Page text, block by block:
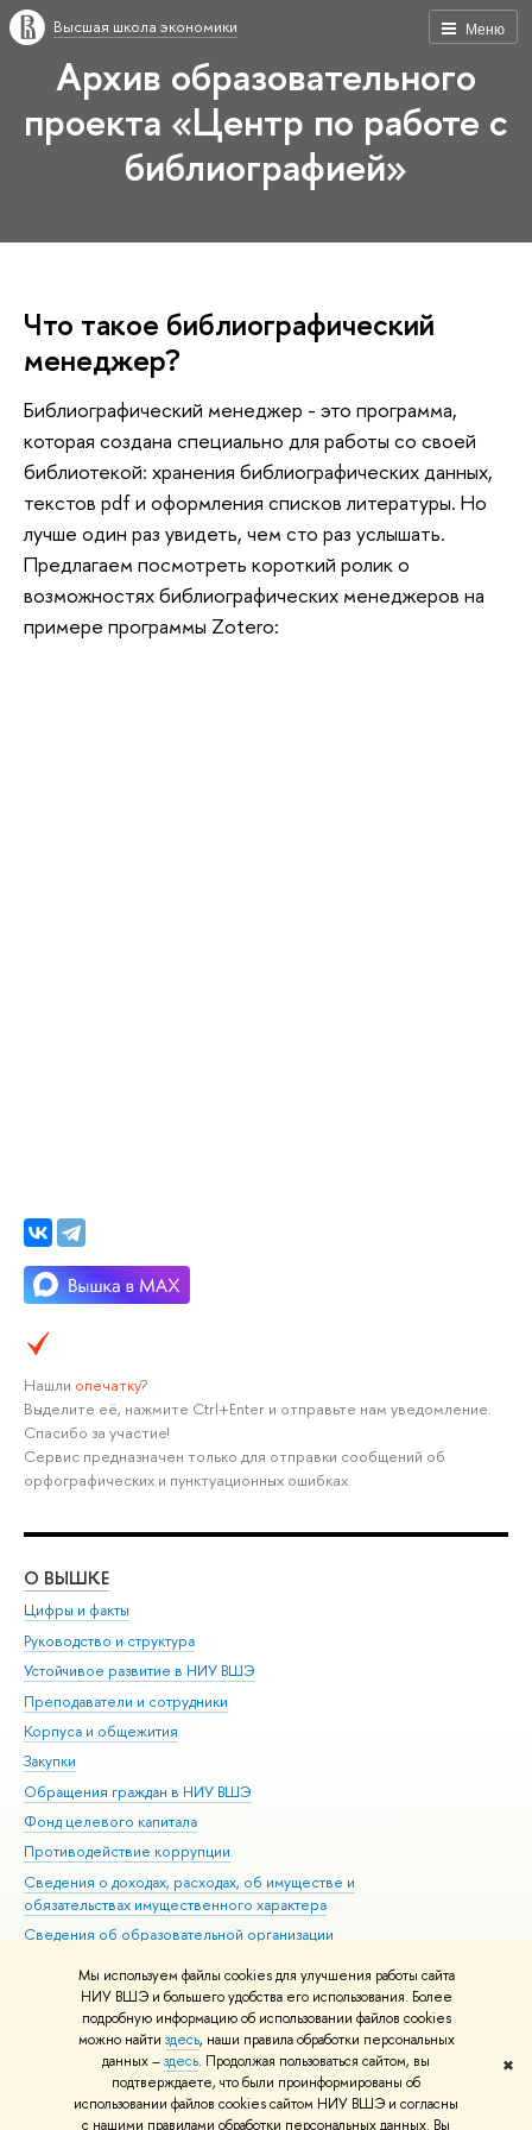
Мы используем файлы cookies для улучшения работы сайта
НИУ ВШЭ и большего удобства его использования. Более
подробную информацию об использовании файлов cookies
можно найти здесь, наши правила обработки персональных
данных –здесь. Продолжая пользоваться сайтом, вы
подтверждаете, что были проинформированы об
использовании файлов cookies сайтом НИУ ВШЭ и согласны
с нашими правилами обработки персональных данных. Вы
✖
Меню
Высшая школа экономики
Архив образовательного
проекта «Центр по работе с
библиографией»
Что такое библиографический
менеджер?
Библиографический менеджер - это программа,
которая создана специально для работы со своей
библиотекой: хранения библиографических данных,
текстов pdf и оформления списков литературы. Но
лучше один раз увидеть, чем сто раз услышать.
Предлагаем посмотреть короткий ролик о
возможностях библиографических менеджеров на
примере программы Zotero:
Нашли опечатку?
Выделите её, нажмите Ctrl+Enter и отправьте нам уведомление.
Спасибо за участие!
Сервис предназначен только для отправки сообщений об
орфографических и пунктуационных ошибках.
О ВЫШКЕ
Цифры и факты
Руководство и структура
Устойчивое развитие в НИУ ВШЭ
Преподаватели и сотрудники
Корпуса и общежития
Закупки
Обращения граждан в НИУ ВШЭ
Фонд целевого капитала
Противодействие коррупции
Сведения о доходах, расходах, об имуществе и
обязательствах имущественного характера
Сведения об образовательной организации
Людям с ограниченными возможностями здоровья
Единая платежная страница
Работа в Вышке
© НИУ ВШЭ 1993–2026 Адреса и контакты Условия использования